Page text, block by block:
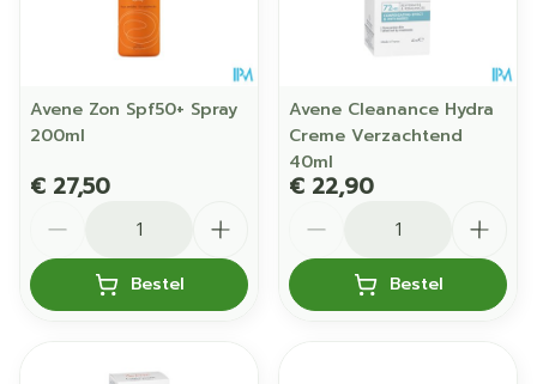
Avene Zon Spf50+ Spray
200ml
€ 27,50
Bestel
Avene Cleanance Hydra
Creme Verzachtend
40ml
€ 22,90
Bestel